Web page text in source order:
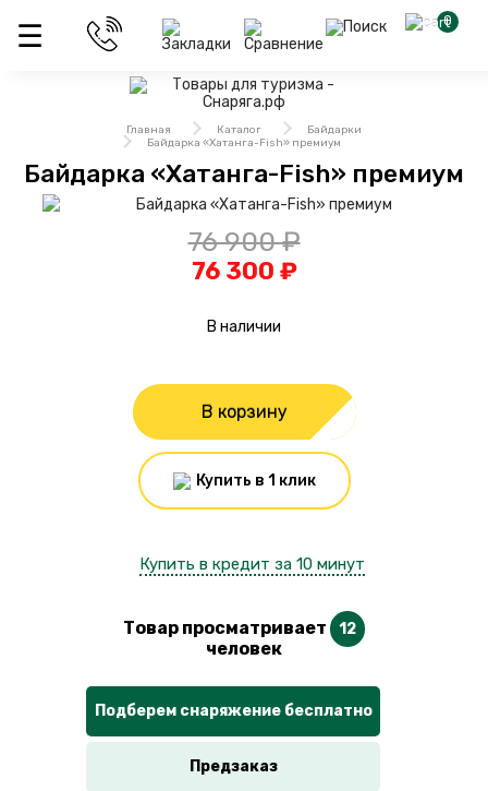
0
Главная Каталог
Байдарки
Байдарка «Хатанга-Fish» премиум
Байдарка «Хатанга-Fish» премиум
76 900 ₽
76 300 ₽
В наличии
В корзину
Купить в 1 клик
Купить в кредит за 10 минут
Товар просматривает 12
человек
Подберем снаряжение бесплатно
Предзаказ